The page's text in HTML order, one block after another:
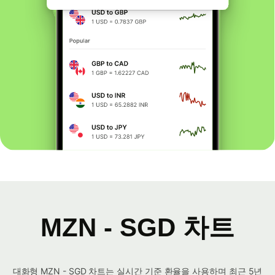
MZN - SGD 차트
대화형 MZN - SGD 차트는 실시간 기준 환율을 사용하며 최근 5년